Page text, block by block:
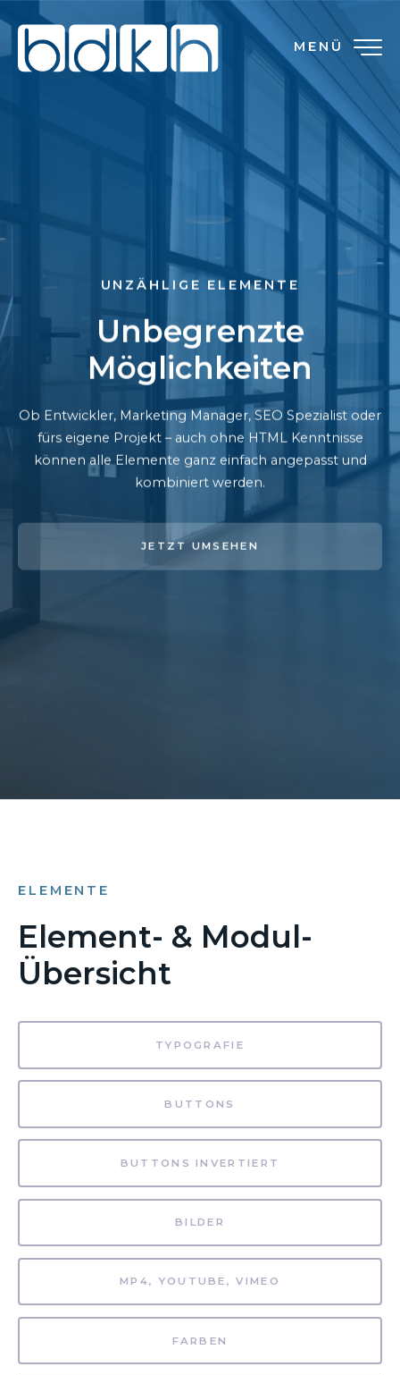
MENÜ
UNZÄHLIGE ELEMENTE
Unbegrenzte
Möglichkeiten
Ob Entwickler, Marketing Manager, SEO Spezialist oder
fürs eigene Projekt – auch ohne HTML Kenntnisse
können alle Elemente ganz einfach angepasst und
kombiniert werden.
JETZT UMSEHEN
ELEMENTE
Element- & Modul-
Übersicht
TYPOGRAFIE
BUTTONS
BUTTONS INVERTIERT
BILDER
MP4, YOUTUBE, VIMEO
FARBEN